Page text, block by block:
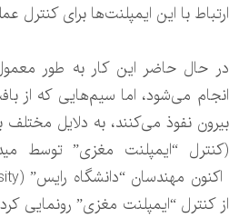
ارتباط با این ایمپلنت‌ها برای کنترل
در حال حاضر این کار به طور
انجام می‌شود، اما سیم‌هایی که از
بیرون نفوذ می‌کنند، به دلایل
(کنترل “ایمپلنت مغزی” توسط
از کنترل “ایمپلنت مغزی” رونمایی